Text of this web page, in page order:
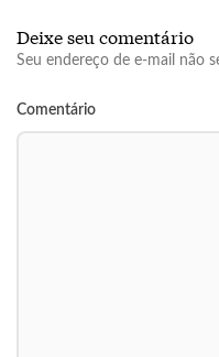
Deixe seu comentário
Seu endereço de e-mail não
Comentário